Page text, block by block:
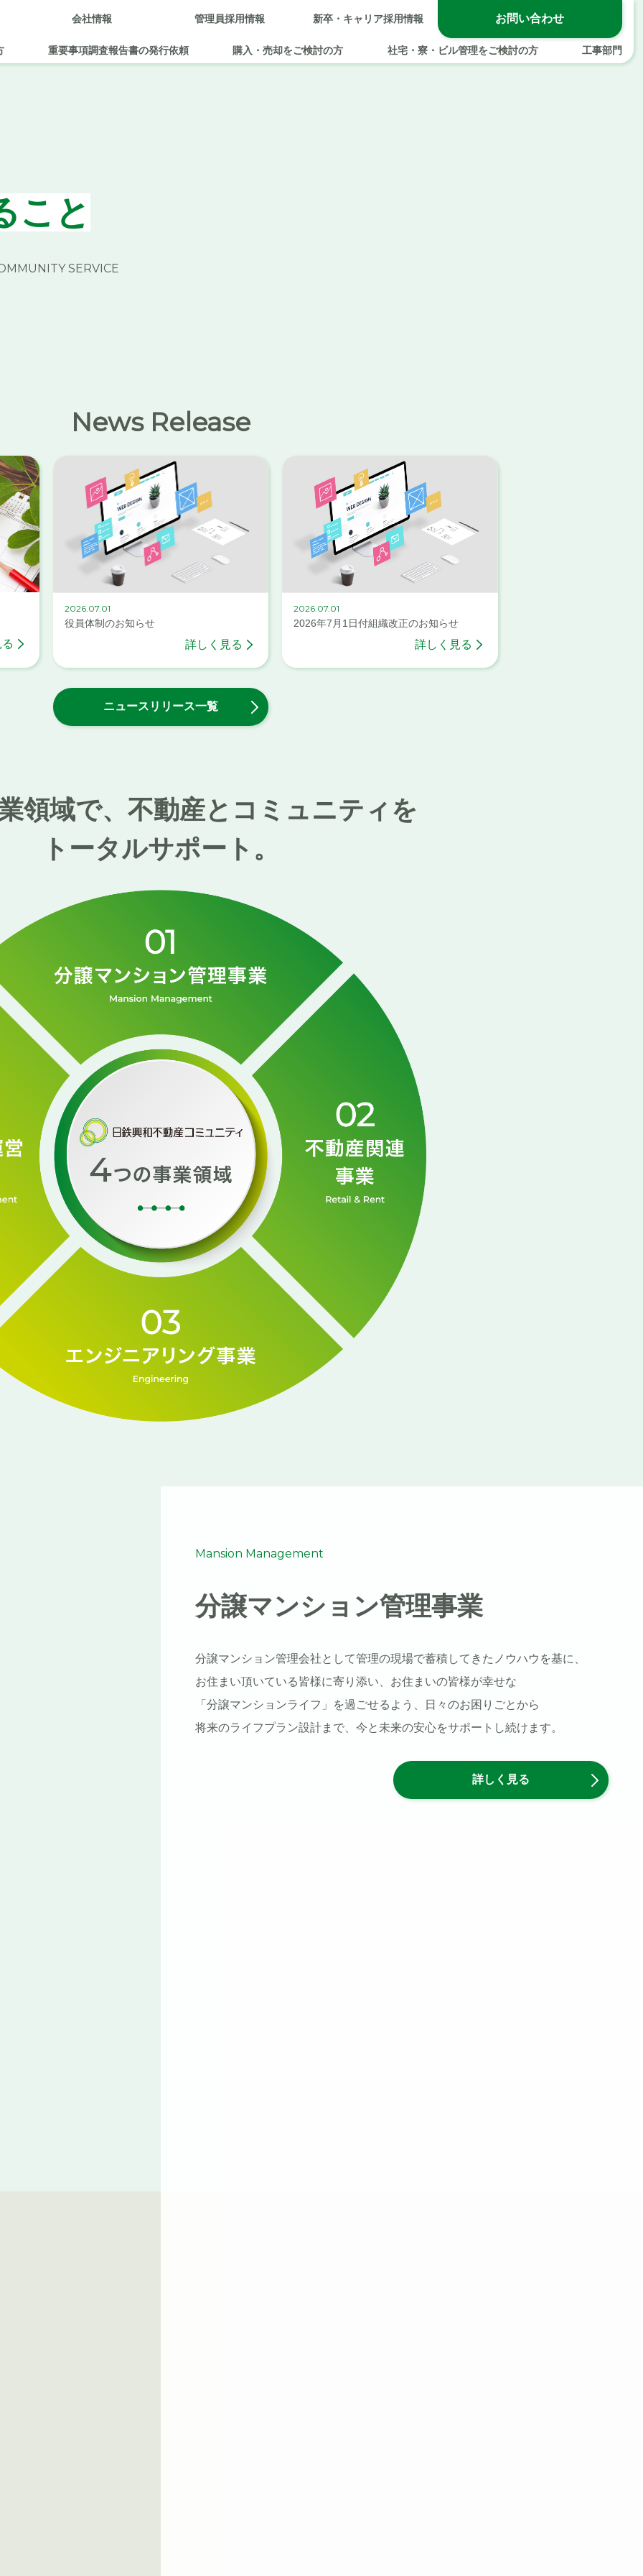
会社情報 管理員採用情報 新卒・キャリア採用情報 お問い合わせ
重要事項調査報告書の発行依頼 購入・売却をご検討の方 社宅・寮・ビル管理をご検討の方 工事部門
こと
SERVICE
News Release
2026.07.01
役員体制のお知らせ
詳しく見る
2026.07.01
2026年7月1日付組織改正のお知らせ
詳しく見る
ニュースリリース一覧
領域で、不動産と コミュニティを
トータルサポート。
Mansion Management
分譲マンション管理事業
分譲マンション管理会社として管理の現場で蓄積してきたノウハウを基に、
お住まい頂いている皆様に寄り添い、お住まいの皆様が幸せな
「分譲マンションライフ」を過ごせるよう、日々のお困りごとから
将来のライフプラン設計まで、今と未来の安心をサポートし続けます。
詳しく見る